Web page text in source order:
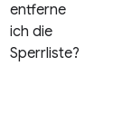
entferne
ich die
Sperrliste?